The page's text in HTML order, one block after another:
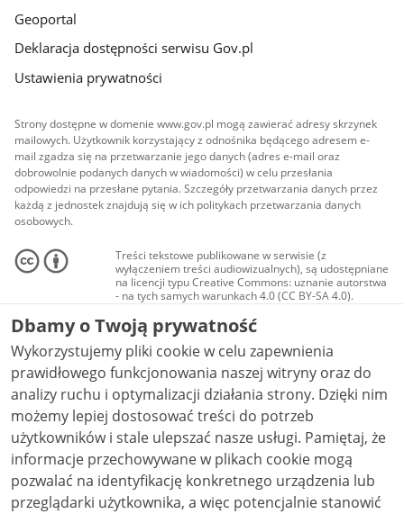
Geoportal
Deklaracja dostępności serwisu Gov.pl
Ustawienia prywatności
Strony dostępne w domenie www.gov.pl mogą zawierać adresy skrzynek
mailowych. Użytkownik korzystający z odnośnika będącego adresem e-
mail zgadza się na przetwarzanie jego danych (adres e-mail oraz
dobrowolnie podanych danych w wiadomości) w celu przesłania
odpowiedzi na przesłane pytania. Szczegóły przetwarzania danych przez
każdą z jednostek znajdują się w ich politykach przetwarzania danych
osobowych.
Treści tekstowe publikowane w serwisie (z
wyłączeniem treści audiowizualnych), są udostępniane
na licencji typu Creative Commons: uznanie autorstwa
- na tych samych warunkach 4.0 (CC BY-SA 4.0).
Materiały audiowizualne, w tym zdjęcia, materiały
audio i wideo, są udostępniane na licencji typu
Creative Commons: uznanie autorstwa użycie
niekomercyjne - bez utworów zależnych 4.0 (CC BY-
NC-ND 4.0), o ile nie jest to stwierdzone inaczej.
Dbamy o Twoją prywatność
Wykorzystujemy pliki cookie w celu zapewnienia
prawidłowego funkcjonowania naszej witryny oraz do
analizy ruchu i optymalizacji działania strony. Dzięki nim
możemy lepiej dostosować treści do potrzeb
użytkowników i stale ulepszać nasze usługi. Pamiętaj, że
informacje przechowywane w plikach cookie mogą
pozwalać na identyfikację konkretnego urządzenia lub
przeglądarki użytkownika, a więc potencjalnie stanowić